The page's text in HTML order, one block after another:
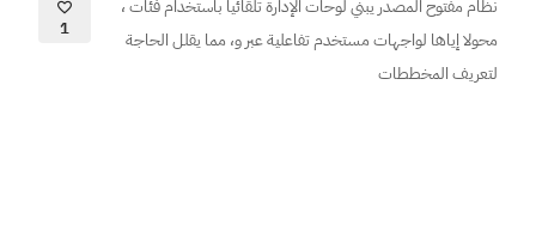
نظام مفتوح المصدر يبني لوحات الإدارة تلقائيا باستخدام فئات ،
محولا إياها لواجهات مستخدم تفاعلية عبر و، مما يقلل الحاجة
لتعريف المخططات
1